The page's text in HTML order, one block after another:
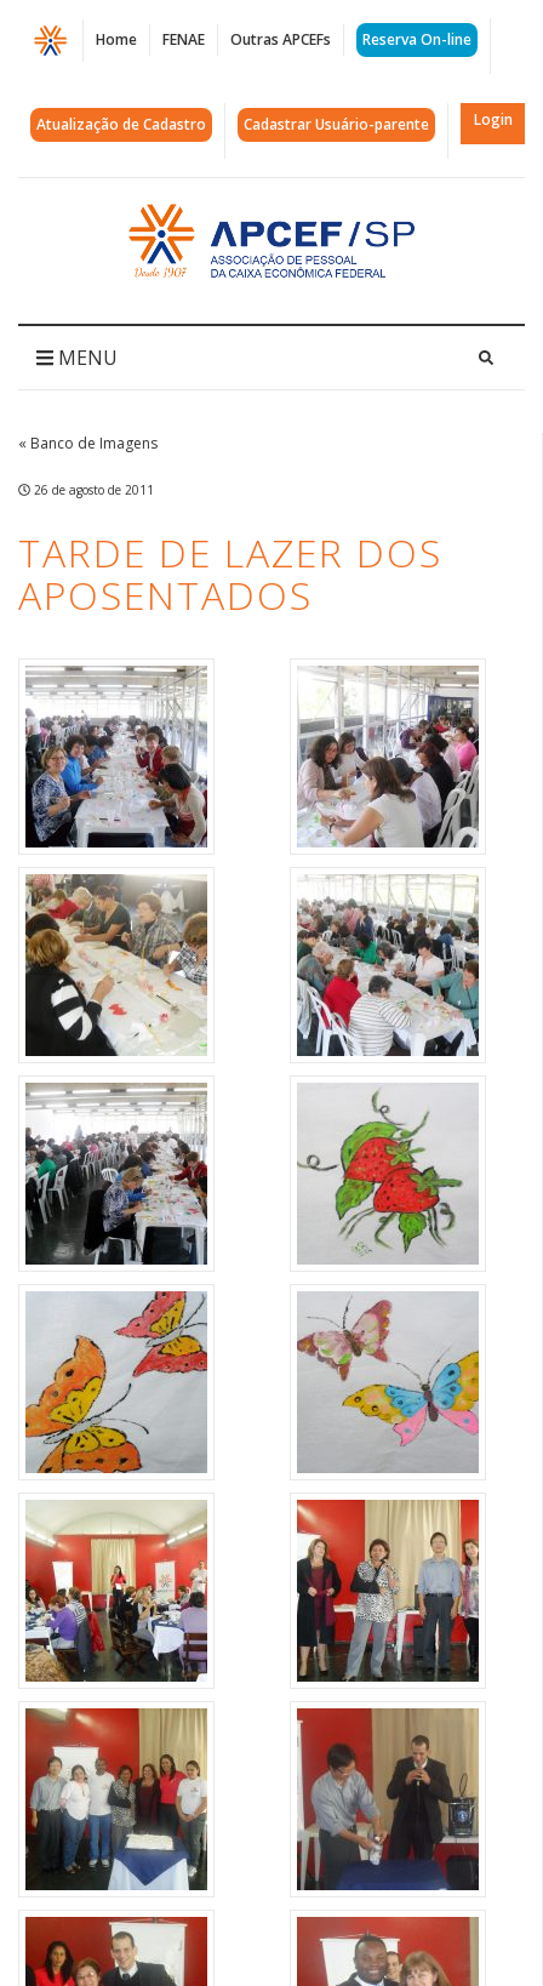
Página
Tarde
de
aposentados
APCEF/SP
Home FENAE Outras APCEFs Reserva On-line
Atualização de Cadastro Cadastrar Usuário-parente Login
Acessar
página
inicial
MENU
« Banco de Imagens
26 de agosto de 2011
TARDE DE LAZER DOS
APOSENTADOS